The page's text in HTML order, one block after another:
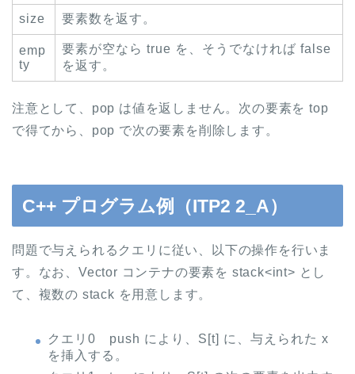
size 要素数を返す。
emp
ty
要素が空なら true を、そうでなければ false
を返す。
注意として、pop は値を返しません。次の要素を top
で得てから、pop で次の要素を削除します。
C++ プログラム例（ITP2 2_A）
問題で与えられるクエリに従い、以下の操作を行いま
す。なお、Vector コンテナの要素を stack<int> とし
て、複数の stack を用意します。
クエリ0 push により、S[t] に、与えられた x
を挿入する。